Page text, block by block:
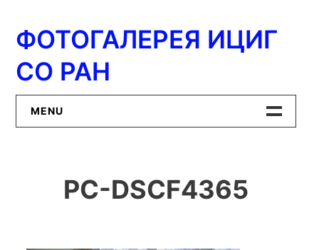
содержимому
ФОТОГАЛЕРЕЯ ИЦИГ
СО РАН
MENU
ИЦиГ СО РАН
PC-DSCF4365